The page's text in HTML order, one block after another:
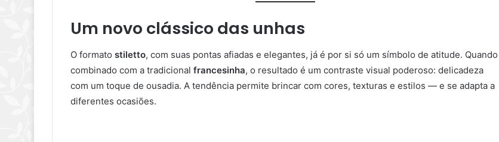
Um novo clássico das unhas
O formato stiletto, com suas pontas afiadas e elegantes, já é por si só um símbolo de atitude. Quando
combinado com a tradicional francesinha, o resultado é um contraste visual poderoso: delicadeza
com um toque de ousadia. A tendência permite brincar com cores, texturas e estilos — e se adapta a
diferentes ocasiões.